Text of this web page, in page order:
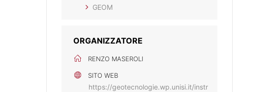
GEOM
ORGANIZZATORE
RENZO MASEROLI
SITO WEB
https://geotecnologie.wp.unisi.it/instr